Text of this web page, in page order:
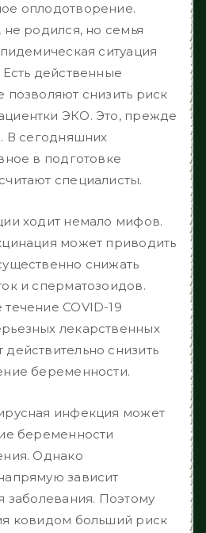
оплодотворение.
родился, но семья
ситуация
действенные
позволяют снизить риск
ЭКО. Это, прежде
В сегодняшних
в подготовке
специалисты.
ходит немало мифов.
может приводить
снижать
и сперматозоидов.
COVID-19
лекарственных
снизить
беременности.
инфекция может
беременности
Однако
зависит
заболевания. Поэтому
ковидом больший риск